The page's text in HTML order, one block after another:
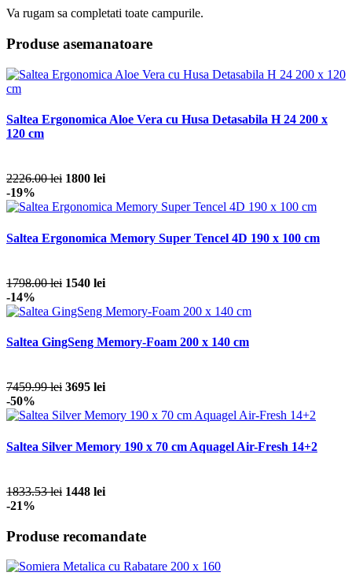
Va rugam sa completati toate campurile.
Produse asemanatoare
Saltea Ergonomica Aloe Vera cu Husa Detasabila H 24 200 x
120 cm
2226.00 lei 1800 lei
-19%
Saltea Ergonomica Memory Super Tencel 4D 190 x 100 cm
1798.00 lei 1540 lei
-14%
Saltea GingSeng Memory-Foam 200 x 140 cm
7459.99 lei 3695 lei
-50%
Saltea Silver Memory 190 x 70 cm Aquagel Air-Fresh 14+2
1833.53 lei 1448 lei
-21%
Produse recomandate